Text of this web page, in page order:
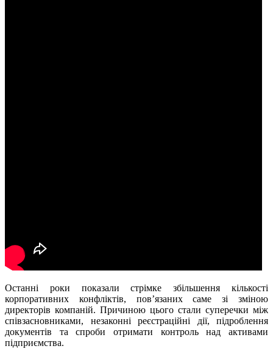
Останні роки показали стрімке збільшення кількості
корпоративних конфліктів, пов’язаних саме зі зміною
директорів компаній. Причиною цього стали суперечки між
співзасновниками, незаконні реєстраційні дії, підроблення
документів та спроби отримати контроль над активами
підприємства.